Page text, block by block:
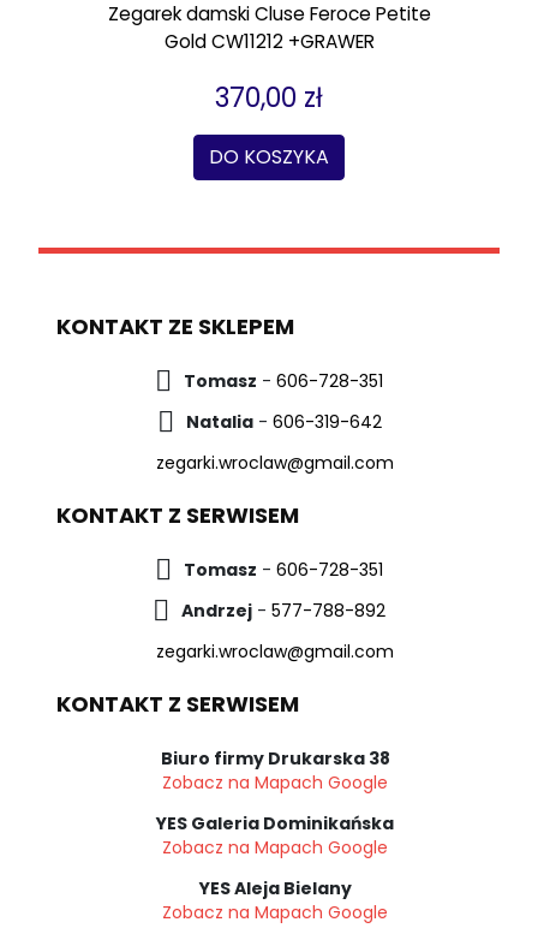
Zegarek damski Cluse Feroce Petite
Gold CW11212 +GRAWER
370,00 zł
DO KOSZYKA
KONTAKT ZE SKLEPEM
Tomasz - 606-728-351
Natalia- 606-319-642
zegarki.wroclaw@gmail.com
KONTAKT Z SERWISEM
Tomasz - 606-728-351
Andrzej - 577-788-892
zegarki.wroclaw@gmail.com
KONTAKT Z SERWISEM
Biuro firmy Drukarska 38
Zobacz na Mapach Google
YES Galeria Dominikańska
Zobacz na Mapach Google
YES Aleja Bielany
Zobacz na Mapach Google